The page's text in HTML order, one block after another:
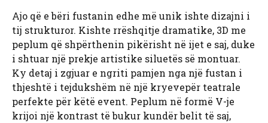
Ajo që e bëri fustanin edhe më unik ishte dizajni i
tij strukturor. Kishte rrëshqitje dramatike, 3D me
peplum që shpërthenin pikërisht në ijet e saj, duke
i shtuar një prekje artistike siluetës së montuar.
Ky detaj i zgjuar e ngriti pamjen nga një fustan i
thjeshtë i tejdukshëm në një kryevepër teatrale
perfekte për këtë event. Peplum në formë V-je
krijoi një kontrast të bukur kundër belit të saj,